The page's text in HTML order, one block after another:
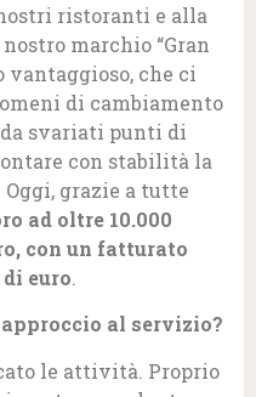
ristoranti e alla
marchio “Gran
vantaggioso, che ci
di cambiamento
svariati punti di
con stabilità la
grazie a tutte
ad oltre 10.000
con un fatturato
euro.
al servizio?
le attività. Proprio